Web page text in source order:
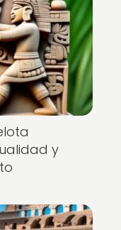
y